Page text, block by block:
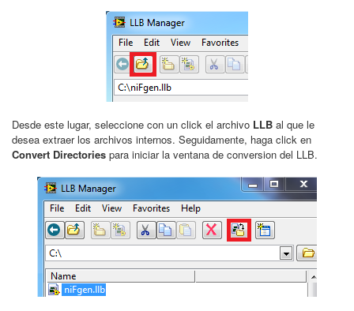
Desde este lugar, seleccione con un click el archivo LLB al que le
desea extraer los archivos internos. Seguidamente, haga click en
Convert Directories para iniciar la ventana de conversion del LLB.